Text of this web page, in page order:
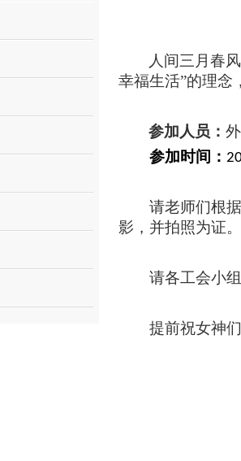
人间三月春
幸福生活”的理念
参加人员：
参加时间：
请老师们根
影，并拍照为证
请各工会小
提前祝女神